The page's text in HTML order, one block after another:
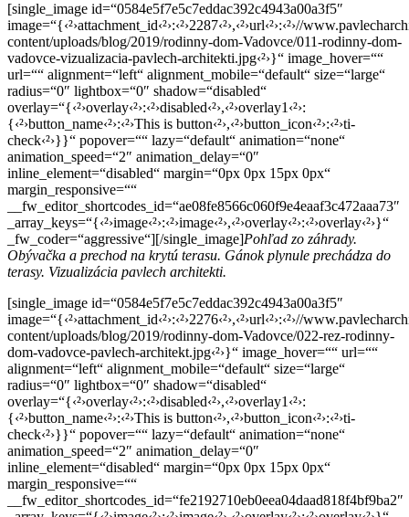
[single_image id=“0584e5f7e5c7eddac392c4943a00a3f5″
image=“{‹²›attachment_id‹²›:‹²›2287‹²›,‹²›url‹²›:‹²›//
content/uploads/blog/2019/rodinny-dom-Vadovce/011-rodinny-dom-
vadovce-vizualizacia-pavlech-architekti.jpg‹²›}“ image_hover=““
url=““ alignment=“left“ alignment_mobile=“default“ size=“large“
radius=“0″ lightbox=“0″ shadow=“disabled“
overlay=“{‹²›overlay‹²›:‹²›disabled‹²›,‹²›overlay1‹²›:
{‹²›button_name‹²›:‹²›This is button‹²›,‹²›button_icon‹²›:‹²›ti-
check‹²›}}“ popover=““ lazy=“default“ animation=“none“
animation_speed=“2″ animation_delay=“0″
inline_element=“disabled“ margin=“0px 0px 15px 0px“
margin_responsive=““
__fw_editor_shortcodes_id=“ae08fe8566c060f9e4eaaf3c472aaa73″
_array_keys=“{‹²›image‹²›:‹²›image‹²›,‹²›overlay‹²›:‹²›overlay‹²›}“
_fw_coder=“aggressive“][/single_image]Pohľad zo záhrady.
Obývačka a prechod na krytú terasu. Gánok plynule prechádza do
terasy. Vizualizácia pavlech architekti.
[single_image id=“0584e5f7e5c7eddac392c4943a00a3f5″
image=“{‹²›attachment_id‹²›:‹²›2276‹²›,‹²›url‹²›:‹²›//
content/uploads/blog/2019/rodinny-dom-Vadovce/022-rez-rodinny-
dom-vadovce-pavlech-architekt.jpg‹²›}“ image_hover=““ url=““
alignment=“left“ alignment_mobile=“default“ size=“large“
radius=“0″ lightbox=“0″ shadow=“disabled“
overlay=“{‹²›overlay‹²›:‹²›disabled‹²›,‹²›overlay1‹²›:
{‹²›button_name‹²›:‹²›This is button‹²›,‹²›button_icon‹²›:‹²›ti-
check‹²›}}“ popover=““ lazy=“default“ animation=“none“
animation_speed=“2″ animation_delay=“0″
inline_element=“disabled“ margin=“0px 0px 15px 0px“
margin_responsive=““
__fw_editor_shortcodes_id=“fe2192710eb0eea04daad818f4bf9ba2″